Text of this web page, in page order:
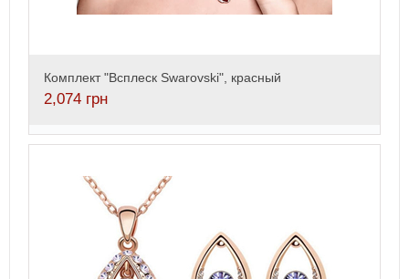
Комплект "Всплеск Swarovski", красный
2,074 грн